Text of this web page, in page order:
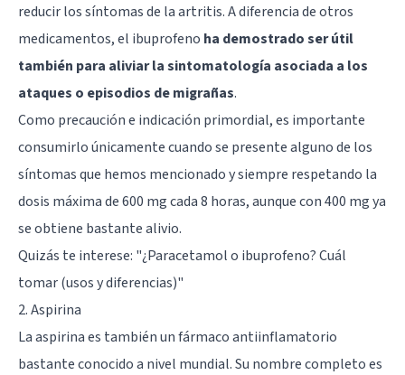
reducir los síntomas de la artritis. A diferencia de otros
medicamentos, el ibuprofeno ha demostrado ser útil
también para aliviar la sintomatología asociada a los
ataques o episodios de migrañas.
Como precaución e indicación primordial, es importante
consumirlo únicamente cuando se presente alguno de los
síntomas que hemos mencionado y siempre respetando la
dosis máxima de 600 mg cada 8 horas, aunque con 400 mg ya
se obtiene bastante alivio.
Quizás te interese: "¿Paracetamol o ibuprofeno? Cuál
tomar (usos y diferencias)"
2. Aspirina
La aspirina es también un fármaco antiinflamatorio
bastante conocido a nivel mundial. Su nombre completo es